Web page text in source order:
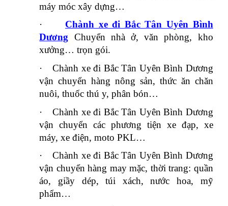
máy móc xây dựng…
·
Chành xe đi Bắc Tân Uyên Bình
Dương Chuyển nhà ở, văn phòng, kho
xưởng… trọn gói.
·
Chành xe đi Bắc Tân Uyên Bình Dương
vận chuyển hàng nông sản, thức ăn chăn
nuôi, thuốc thú y, phân bón…
·
Chành xe đi Bắc Tân Uyên Bình Dương
vận chuyển các phương tiện xe đạp, xe
máy, xe điện, moto PKL…
·
Chành xe đi Bắc Tân Uyên Bình Dương
vận chuyển hàng may mặc, thời trang: quần
áo, giầy dép, túi xách, nước hoa, mỹ
phẩm…